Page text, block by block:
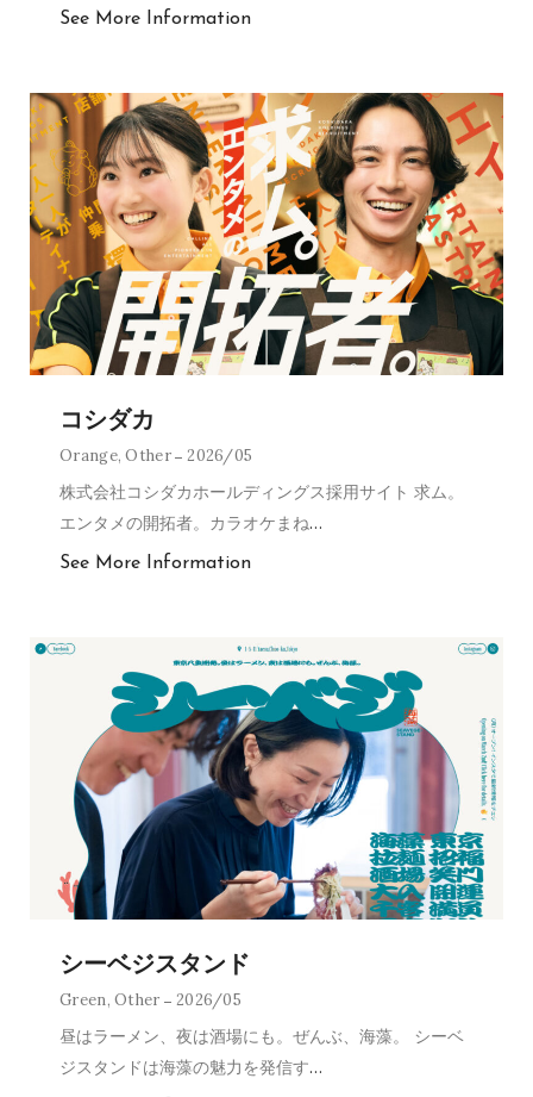
See More Information
コシダカ
Orange,Other 2026/05
株式会社コシダカホールディングス採用サイト 求ム。
エンタメの開拓者。カラオケまね…
See More Information
シーベジスタンド
Green,Other 2026/05
昼はラーメン、夜は酒場にも。ぜんぶ、海藻。 シーベ
ジスタンドは海藻の魅力を発信す…